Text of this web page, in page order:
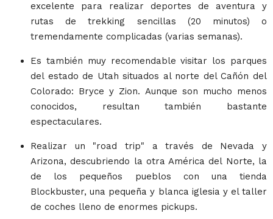
excelente para realizar deportes de aventura y
rutas de trekking sencillas (20 minutos) o
tremendamente complicadas (varias semanas).
Es también muy recomendable visitar los parques
del estado de Utah situados al norte del Cañón del
Colorado: Bryce y Zion. Aunque son mucho menos
conocidos, resultan también bastante
espectaculares.
Realizar un "road trip" a través de Nevada y
Arizona, descubriendo la otra América del Norte, la
de los pequeños pueblos con una tienda
Blockbuster, una pequeña y blanca iglesia y el taller
de coches lleno de enormes pickups.